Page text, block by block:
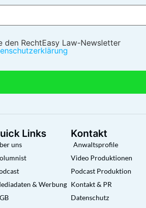
den RechtEasy Law-Newsletter
Links
uns
& Werbung
Kontakt
Anwaltsprofile
Video Produktionen
Podcast Produktion
Kontakt & PR
Datenschutz